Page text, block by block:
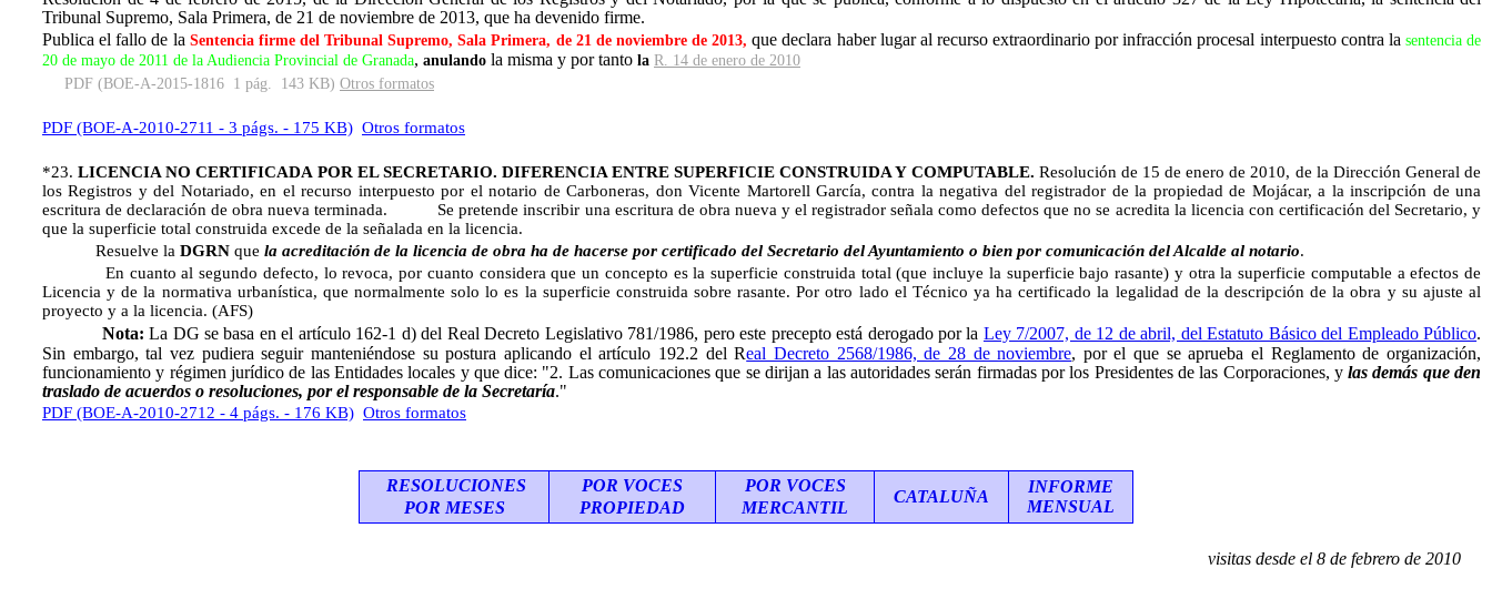
Tribunal Supremo, Sala Primera, de 21 de noviembre de 2013, que ha devenido firme.
Publica el fallo de la Sentencia firme del Tribunal Supremo, Sala Primera, de 21 de noviembre de 2013, que declara haber lugar al recurso extraordinario por infracción procesal interpuesto contra la sentencia de
20 de mayo de 2011 de la Audiencia Provincial de Granada, anulando la misma y por tanto la R. 14 de enero de 2010
PDF (BOE-A-2015-1816  1 pág.  143 KB) Otros formatos
PDF (BOE-A-2010-2711 - 3 págs. - 175 KB) Otros formatos
*23.LICENCIA NO CERTIFICADA POR EL SECRETARIO. DIFERENCIA ENTRE SUPERFICIE CONSTRUIDA Y COMPUTABLE. Resolución de 15 de enero de 2010, de la Dirección General de
los Registros y del Notariado, en el recurso interpuesto por el notario de Carboneras, don Vicente Martorell García, contra la negativa del registrador de la propiedad de Mojácar, a la inscripción de una
escritura de declaración de obra nueva terminada. Se pretende inscribir una escritura de obra nueva y el registrador señala como defectos que no se acredita la licencia con certificación del Secretario, y
que la superficie total construida excede de la señalada en la licencia.
Resuelve la DGRN que la acreditación de la licencia de obra ha de hacerse por certificado del Secretario del Ayuntamiento o bien por comunicación del Alcalde al notario.
En cuanto al segundo defecto, lo revoca, por cuanto considera que un concepto es la superficie construida total (que incluye la superficie bajo rasante) y otra la superficie computable a efectos de
Licencia y de la normativa urbanística, que normalmente solo lo es la superficie construida sobre rasante. Por otro lado el Técnico ya ha certificado la legalidad de la descripción de la obra y su ajuste al
proyecto y a la licencia. (AFS)
Nota: La DG se basa en el artículo 162-1 d) del Real Decreto Legislativo 781/1986, pero este precepto está derogado por la Ley 7/2007, de 12 de abril, del Estatuto Básico del Empleado Público.
Sin embargo, tal vez pudiera seguir manteniéndose su postura aplicando el artículo 192.2 del Real Decreto 2568/1986, de 28 de noviembre, por el que se aprueba el Reglamento de organización,
funcionamiento y régimen jurídico de las Entidades locales y que dice: "2. Las comunicaciones que se dirijan a las autoridades serán firmadas por los Presidentes de las Corporaciones, ylas demás que den
traslado de acuerdos o resoluciones, por el responsable de la Secretaría."
PDF (BOE-A-2010-2712 - 4 págs. - 176 KB) Otros formatos
RESOLUCIONES
POR MESES
POR VOCES
PROPIEDAD
POR VOCES
MERCANTIL
CATALUÑA
INFORME
MENSUAL
visitas desde el 8 de febrero de 2010